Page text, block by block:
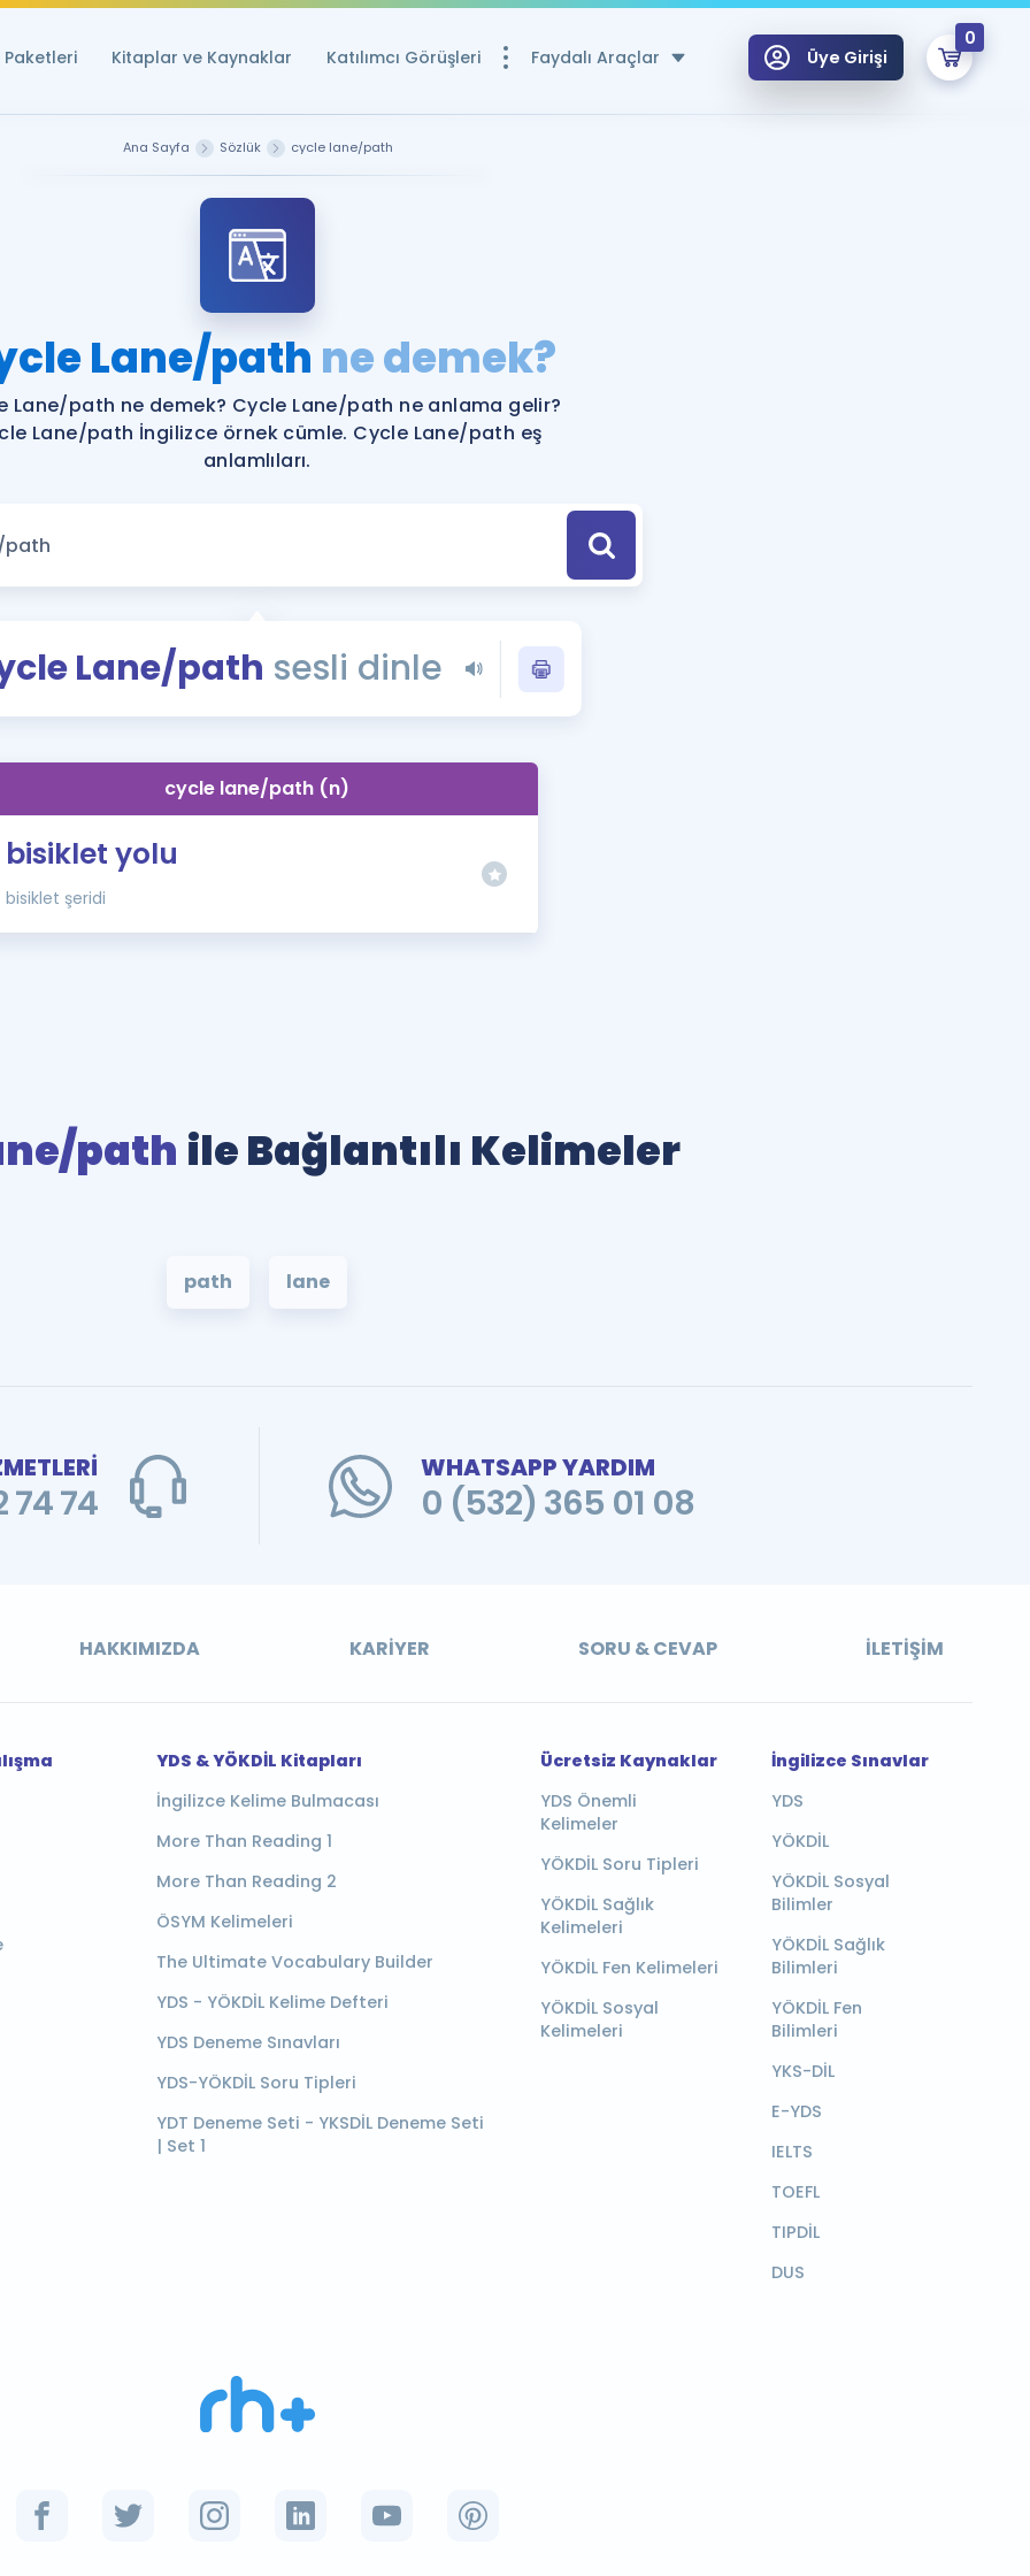
Paketleri Kitaplar ve Kaynaklar Katılımcı Görüşleri Faydalı Araçlar
Ücretsiz Kaynaklar
YDS ve YÖKDİL için Ücretsiz Kaynaklar
YDS ve YÖKDİL Puan Hesaplama Aracı
YDS ve YÖKDİL'e Hazırlananlar için Öneriler
Eğitim ve Kitaplara Özel Fırsatlar
YDS - YÖKDİL Tüm Sınavlarla İlgili Haberler
İngilizce Gramer
İngilizce Gramer ve Konu Anlatımı
Üye Girişi
0
Remzi Hoca ile seni sınava hazırlayacak onlarca eğitim seni bekliyor!
Ana Sayfa Sözlük cycle lane/path
Lane/path ne demek?
Lane/path ne demek? Cycle Lane/path ne anlama gelir?
Lane/path İngilizce örnek cümle. Cycle Lane/path eş
anlamlıları.
Lane/path sesli dinle
cycle lane/path (n)
bisiklet yolu
bisiklet şeridi
path ile Bağlantılı Kelimeler
path lane
74
WHATSAPP YARDIM
0 (532) 365 01 08
HAKKIMIZDA KARIYER SORU & CEVAP İLETIŞIM
YDS & YÖKDİL Kitapları
İngilizce Kelime Bulmacası
More Than Reading 1
More Than Reading 2
ÖSYM Kelimeleri
The Ultimate Vocabulary Builder
YDS - YÖKDİL Kelime Defteri
YDS Deneme Sınavları
YDS-YÖKDİL Soru Tipleri
YDT Deneme Seti - YKSDİL Deneme Seti
| Set 1
Ücretsiz Kaynaklar
YDS Önemli
Kelimeler
YÖKDİL Soru Tipleri
YÖKDİL Sağlık
Kelimeleri
YÖKDİL Fen Kelimeleri
YÖKDİL Sosyal
Kelimeleri
İngilizce Sınavlar
YDS
YÖKDİL
YÖKDİL Sosyal
Bilimler
YÖKDİL Sağlık
Bilimleri
YÖKDİL Fen
Bilimleri
YKS-DİL
E-YDS
IELTS
TOEFL
TIPDİL
DUS